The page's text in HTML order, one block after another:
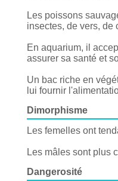
Les poissons
insectes, de vers, de
En aquarium, il
assurer sa santé et
Un bac riche en
lui fournir
Dimorphisme
Les femelles ont
Les mâles sont plus
Dangerosité